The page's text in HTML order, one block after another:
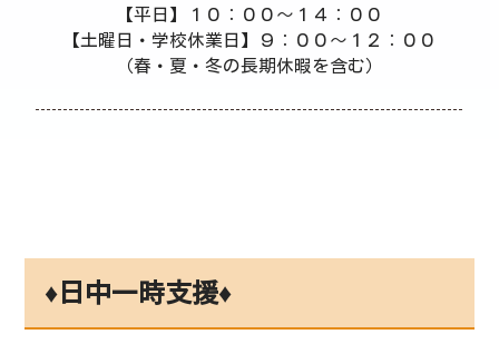
【平日】１０：００～１４：００
【土曜日・学校休業日】９：００～１２：００
（春・夏・冬の長期休暇を含む）
♦日中一時支援♦